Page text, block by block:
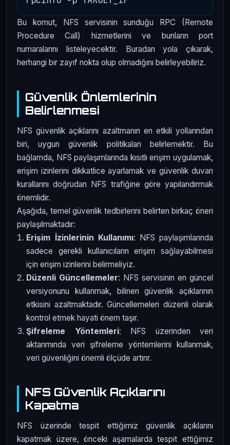
Bu komut, NFS servisinin sunduğu RPC (Remote
Procedure Call) hizmetlerini ve bunların port
numaralarını listeleyecektir. Buradan yola çıkarak,
herhangi bir zayıf nokta olup olmadığını belirleyebiliriz.
Güvenlik Önlemlerinin
Belirlenmesi
NFS güvenlik açıklarını azaltmanın en etkili yollarından
biri, uygun güvenlik politikaları belirlemektir. Bu
bağlamda, NFS paylaşımlarında kısıtlı erişim uygulamak,
erişim izinlerini dikkatlice ayarlamak ve güvenlik duvarı
kurallarını doğrudan NFS trafiğine göre yapılandırmak
önemlidir.
Aşağıda, temel güvenlik tedbirlerini belirten birkaç öneri
paylaşılmaktadır:
Erişim İzinlerinin Kullanımı: NFS paylaşımlarında
sadece gerekli kullanıcıların erişim sağlayabilmesi
için erişim izinlerini belirmeliyiz.
Düzenli Güncellemeler: NFS servisinin en güncel
versiyonunu kullanmak, bilinen güvenlik açıklarının
etkisini azaltmaktadır. Güncellemeleri düzenli olarak
kontrol etmek hayati önem taşır.
Şifreleme Yöntemleri: NFS üzerinden veri
aktarımında veri şifreleme yöntemlerini kullanmak,
veri güvenliğini önemli ölçüde artırır.
NFS Güvenlik Açıklarını
Kapatma
NFS üzerinde tespit ettiğimiz güvenlik açıklarını
kapatmak üzere, önceki aşamalarda tespit ettiğimiz